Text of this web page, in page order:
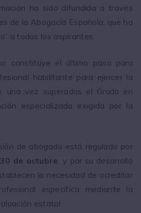
ha sido difundida a través
de la Abogacía Española, que ha
a todos los aspirantes.
constituye el último paso para
habilitante para ejercer la
una vez superados el Grado en
especializada exigida por la
de abogado está regulado por
de octubre, y por su desarrollo
la necesidad de acreditar
específica mediante la
estatal.